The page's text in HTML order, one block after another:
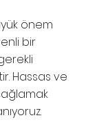
önem
bir
Hassas ve